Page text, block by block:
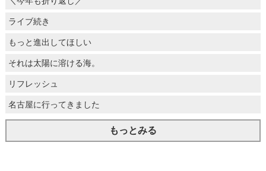
ライブ続き
もっと進出してほしい
それは太陽に溶ける海。
リフレッシュ
名古屋に行ってきました
もっとみる